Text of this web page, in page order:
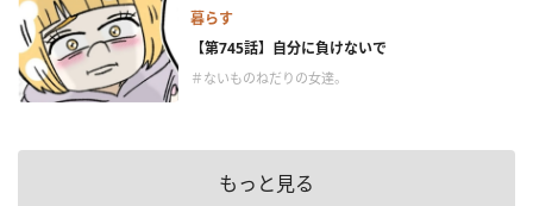
暮らす
【第745話】自分に負けないで
＃ないものねだりの女達。
もっと見る